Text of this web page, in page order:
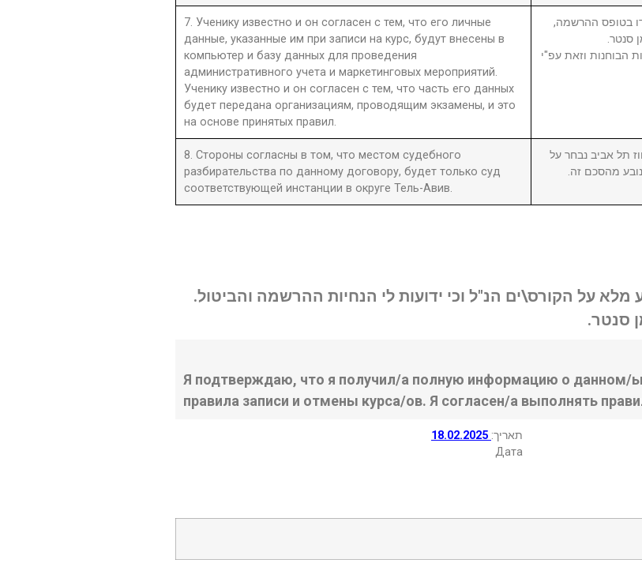
7. Ученику известно и он согласен с тем, что его личные
данные, указанные им при записи на курс, будут внесены в
компьютер и базу данных для проведения
административного учета и маркетинговых мероприятий.
Ученику известно и он согласен с тем, что часть его данных
будет передана организациям, проводящим экзамены, и это
на основе принятых правил.
בטופס ההרשמה,
סנטר.
הבוחנות וזאת עפ"י
8. Стороны согласны в том, что местом судебного
разбирательства по данному договору, будет только суд
соответствующей инстанции в округе Тель-Авив.
תל אביב נבחר על
מהסכם זה.
מלא על הקורס\ים הנ"ל וכי ידועות לי הנחיות ההרשמה והביטול.
סנטר.
Я подтверждаю, что я получил/а полную информацию о данном/
правила записи и отмены курса/ов. Я согласен/а выполнять
18.02.2025 :תאריך
Дата